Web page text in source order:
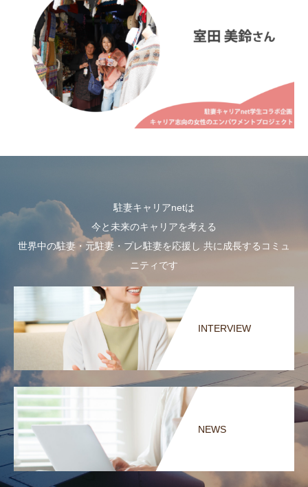
駐妻キャリアnetは
今と未来のキャリアを考える
世界中の駐妻・元駐妻・プレ駐妻を応援し 共に成長するコミュ
ニティです
INTERVIEW
NEWS